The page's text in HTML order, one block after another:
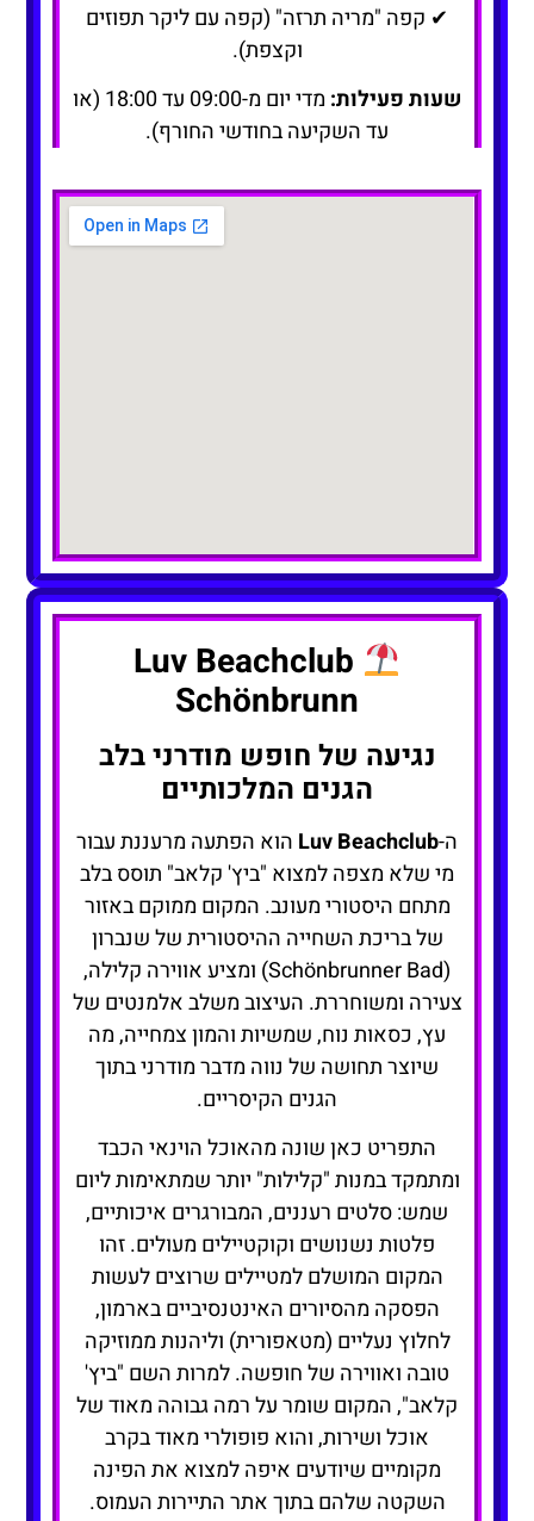
✔ קפה "מריה תרזה" (קפה עם ליקר תפוזים
וקצפת).
שעות פעילות:
מדי יום מ-09:00 עד 18:00 (או
עד השקיעה בחודשי החורף).
Luv Beachclub
Schönbrunn
נגיעה של חופש מודרני בלב
הגנים המלכותיים
ה-Luv Beachclub הוא הפתעה מרעננת עבור
מי שלא מצפה למצוא "ביץ' קלאב" תוסס בלב
מתחם היסטורי מעונב. המקום ממוקם באזור
של בריכת השחייה ההיסטורית של שנברון
(Schönbrunner Bad) ומציע אווירה קלילה,
צעירה ומשוחררת. העיצוב משלב אלמנטים של
עץ, כסאות נוח, שמשיות והמון צמחייה, מה
שיוצר תחושה של נווה מדבר מודרני בתוך
הגנים הקיסריים.
התפריט כאן שונה מהאוכל הוינאי הכבד
ומתמקד במנות "קלילות" יותר שמתאימות ליום
שמש: סלטים רעננים, המבורגרים איכותיים,
פלטות נשנושים וקוקטיילים מעולים. זהו
המקום המושלם למטיילים שרוצים לעשות
הפסקה מהסיורים האינטנסיביים בארמון,
לחלוץ נעליים (מטאפורית) וליהנות ממוזיקה
טובה ואווירה של חופשה. למרות השם "ביץ'
קלאב", המקום שומר על רמה גבוהה מאוד של
אוכל ושירות, והוא פופולרי מאוד בקרב
מקומיים שיודעים איפה למצוא את הפינה
השקטה שלהם בתוך אתר התיירות העמוס.